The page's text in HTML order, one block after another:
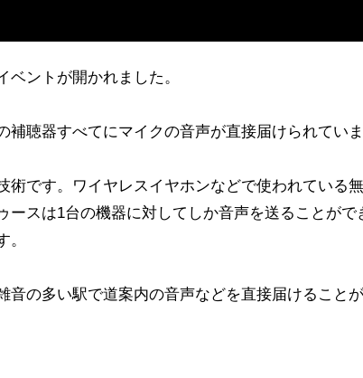
ントが開かれました。
聴器すべてにマイクの音声が直接届けられていま
です。ワイヤレスイヤホンなどで使われている
スは1台の機器に対してしか音声を送ることがで
の多い駅で道案内の音声などを直接届けること